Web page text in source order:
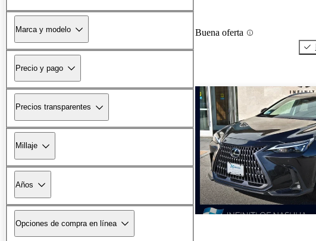
Marca y modelo
Precio y pago
Precios transparentes
Millaje
Años
Opciones de compra en línea
Buena oferta